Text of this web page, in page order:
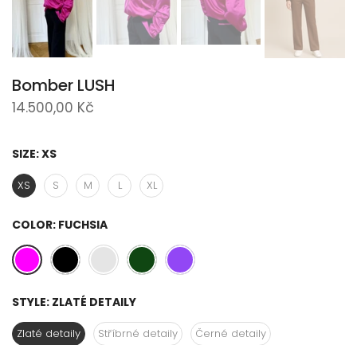
Bomber LUSH
14.500,00 Kč
SIZE:XS
XS S M L XL
COLOR: FUCHSIA
STYLE: ZLATÉ DETAILY
Zlaté detaily Stříbrné detaily Černé detaily